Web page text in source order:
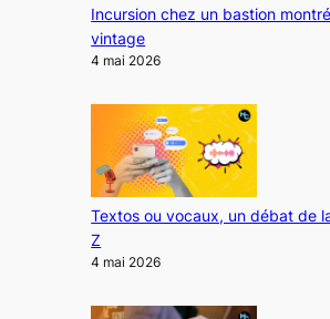
Incursion chez un bastion
vintage
4 mai 2026
Textos ou vocaux, un débat de
Z
4 mai 2026